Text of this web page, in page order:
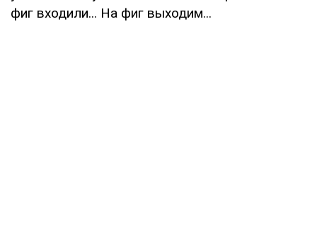
фиг входили... На фиг выходим...